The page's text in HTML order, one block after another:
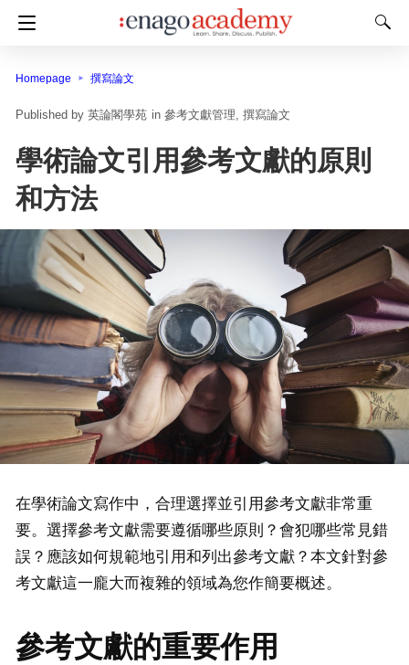
Homepage 撰寫論文
英論閣學苑 in 參考文獻管理 撰寫論文
學術論文引用參考文獻的原則
和方法
在學術論文寫作中，合理選擇並引用參考文獻非常重
要。選擇參考文獻需要遵循哪些原則？會犯哪些常見錯
誤？應該如何規範地引用和列出參考文獻？本文針對參
考文獻這一龐大而複雜的領域為您作簡要概述。
參考文獻的重要作用